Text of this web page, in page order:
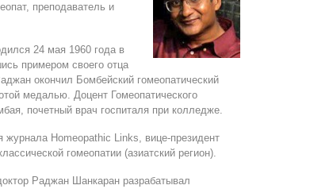
преподаватель и
24 мая 1960 года в
примером своего отца
окончил Бомбейский гомеопатический
медалью. Доцент Гомеопатического
почетный врач госпиталя при колледже.
журнала Homeopathic Links, вице-президент
гомеопатии (азиатский регион).
Раджан Шанкаран разрабатывал